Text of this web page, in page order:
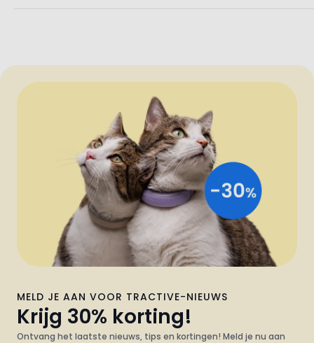
MELD JE AAN VOOR TRACTIVE-NIEUWS
Krijg 30% korting!
Ontvang het laatste nieuws, tips en kortingen! Meld je nu aan